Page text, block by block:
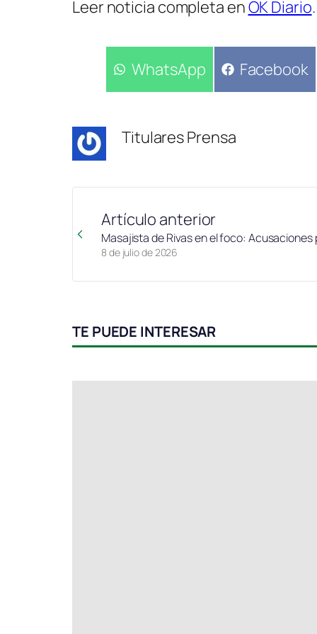
Leer noticia completa enOK Diario.
Compartir
WhatsApp Compartir
Facebook
Titulares Prensa
Artículo anterior
8 de julio de 2026
Masajista de Rivas en el foco:
TE PUEDE INTERESAR